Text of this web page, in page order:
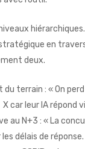
en
deux.
du terrain : « On
X car leur IA répond
au N+3 : « La
délais de